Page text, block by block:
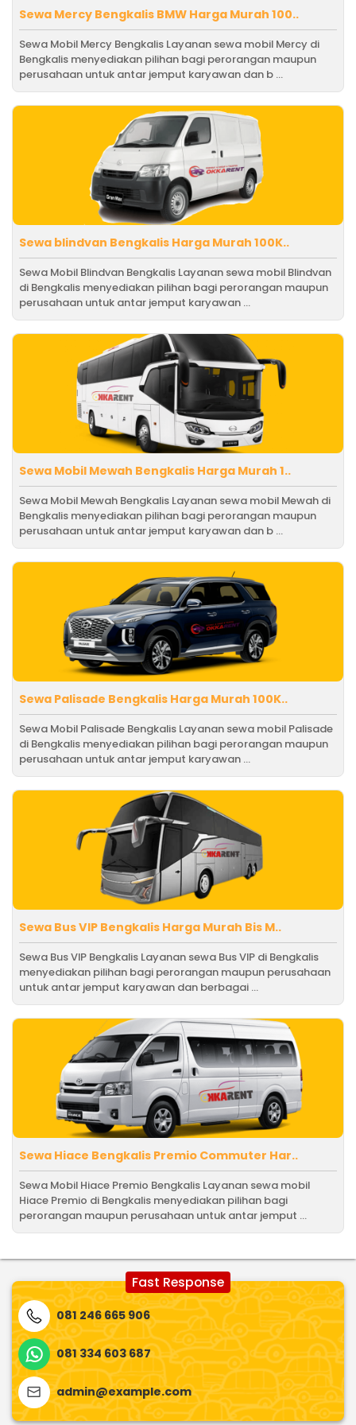
Sewa Mercy Bengkalis BMW Harga Murah 100..
Sewa Mobil Mercy Bengkalis Layanan sewa mobil Mercy di
Bengkalis menyediakan pilihan bagi perorangan maupun
perusahaan untuk antar jemput karyawan dan b ...
Sewa blindvan Bengkalis Harga Murah 100K..
Sewa Mobil Blindvan Bengkalis Layanan sewa mobil Blindvan
di Bengkalis menyediakan pilihan bagi perorangan maupun
perusahaan untuk antar jemput karyawan ...
Sewa Mobil Mewah Bengkalis Harga Murah 1..
Sewa Mobil Mewah Bengkalis Layanan sewa mobil Mewah di
Bengkalis menyediakan pilihan bagi perorangan maupun
perusahaan untuk antar jemput karyawan dan b ...
Sewa Palisade Bengkalis Harga Murah 100K..
Sewa Mobil Palisade Bengkalis Layanan sewa mobil Palisade
di Bengkalis menyediakan pilihan bagi perorangan maupun
perusahaan untuk antar jemput karyawan ...
Sewa Bus VIP Bengkalis Harga Murah Bis M..
Sewa Bus VIP Bengkalis Layanan sewa Bus VIP di Bengkalis
menyediakan pilihan bagi perorangan maupun perusahaan
untuk antar jemput karyawan dan berbagai ...
Sewa Hiace Bengkalis Premio Commuter Har..
Sewa Mobil Hiace Premio Bengkalis Layanan sewa mobil
Hiace Premio di Bengkalis menyediakan pilihan bagi
perorangan maupun perusahaan untuk antar jemput ...
Fast Response
081 246 665 906
081 334 603 687
admin@example.com